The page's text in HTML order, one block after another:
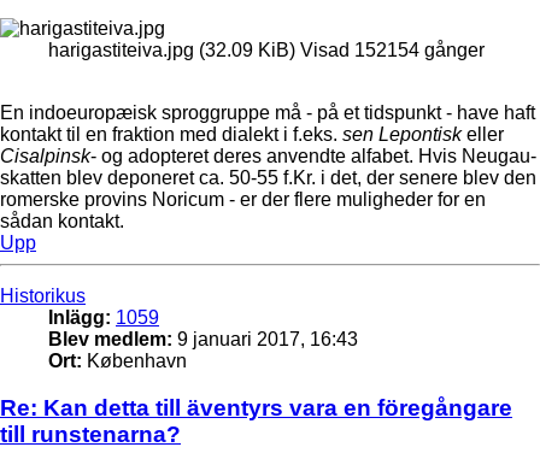
harigastiteiva.jpg (32.09 KiB) Visad 152154 gånger
En indoeuropæisk sproggruppe må - på et tidspunkt - have haft
kontakt til en fraktion med dialekt i f.eks. sen Lepontiskeller
Cisalpinsk- og adopteret deres anvendte alfabet. Hvis Neugau-
skatten blev deponeret ca. 50-55 f.Kr. i det, der senere blev den
romerske provins Noricum - er der flere muligheder for en
sådan kontakt.
Upp
Historikus
Inlägg: 1059
Blev medlem: 9 januari 2017, 16:43
Ort: København
Re: Kan detta till äventyrs vara en föregångare
till runstenarna?